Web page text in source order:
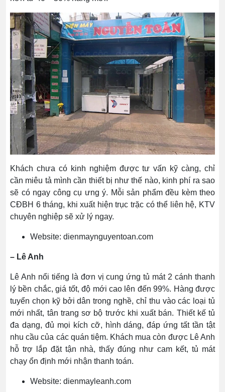
Khách chưa có kinh nghiệm được tư vấn kỹ càng, chỉ
cần miêu tả mình cần thiết bị như thế nào, kinh phí ra sao
sẽ có ngay công cụ ưng ý. Mỗi sản phẩm đều kèm theo
CĐBH 6 tháng, khi xuất hiện trục trặc có thể liên hệ, KTV
chuyên nghiệp sẽ xử lý ngay.
Website: dienmaynguyentoan.com
– Lê Anh
Lê Anh nổi tiếng là đơn vị cung ứng tủ mát 2 cánh thanh
lý bền chắc, giá tốt, độ mới cao lên đến 99%. Hàng được
tuyển chọn kỹ bởi dân trong nghề, chỉ thu vào các loại tủ
mới nhất, tân trang sơ bộ trước khi xuất bán. Thiết kế tủ
đa dạng, đủ mọi kích cỡ, hình dáng, đáp ứng tất tần tật
nhu cầu của các quán tiệm. Khách mua còn được Lê Anh
hỗ trợ lắp đặt tận nhà, thấy đúng như cam kết, tủ mát
chạy ổn định mới nhận thanh toán.
Website: dienmayleanh.com